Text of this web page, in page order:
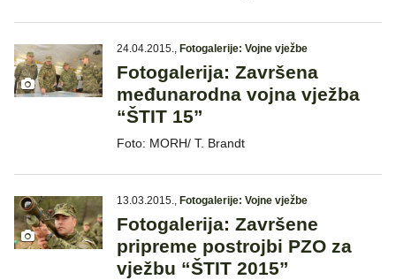
24.04.2015., Fotogalerije: Vojne vježbe
Fotogalerija: Završena
međunarodna vojna vježba
“ŠTIT 15”
Foto: MORH/ T. Brandt
13.03.2015., Fotogalerije: Vojne vježbe
Fotogalerija: Završene
pripreme postrojbi PZO za
vježbu “ŠTIT 2015”